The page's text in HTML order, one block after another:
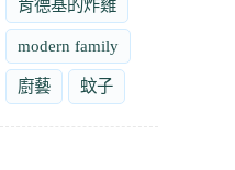
肯德基的炸雞
modern family
廚藝 蚊子